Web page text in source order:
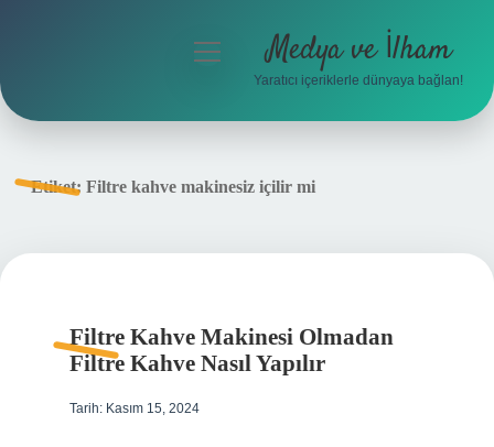
menüyü
Medya ve İlham
Yaratıcı içeriklerle dünyaya bağlan!
Etiket: Filtre kahve makinesiz içilir mi
Filtre Kahve Makinesi Olmadan
Filtre Kahve Nasıl Yapılır
Tarih: Kasım 15, 2024